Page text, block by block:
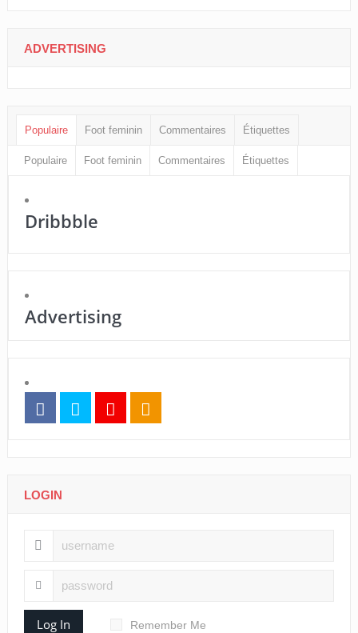
ADVERTISING
Populaire Foot feminin Commentaires Étiquettes
Populaire Foot feminin Commentaires Étiquettes
Dribbble
Advertising
LOGIN
Log In Remember Me